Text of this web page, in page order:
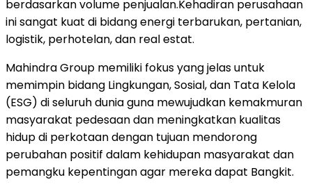
berdasarkan volume penjualan.Kehadiran perusahaan
ini sangat kuat di bidang energi terbarukan, pertanian,
logistik, perhotelan, dan real estat.
Mahindra Group memiliki fokus yang jelas untuk
memimpin bidang Lingkungan, Sosial, dan Tata Kelola
(ESG) di seluruh dunia guna mewujudkan kemakmuran
masyarakat pedesaan dan meningkatkan kualitas
hidup di perkotaan dengan tujuan mendorong
perubahan positif dalam kehidupan masyarakat dan
pemangku kepentingan agar mereka dapat Bangkit.